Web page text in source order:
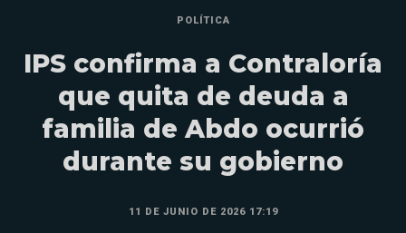
POLÍTICA
IPS confirma a Contraloría
que quita de deuda a
familia de Abdo ocurrió
durante su gobierno
11 DE JUNIO DE 2026 17:19